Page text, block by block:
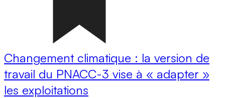
Changement climatique : la version de
travail du PNACC-3 vise à « adapter »
les exploitations